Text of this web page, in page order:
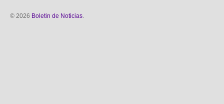
© 2026 Boletin de Noticias.